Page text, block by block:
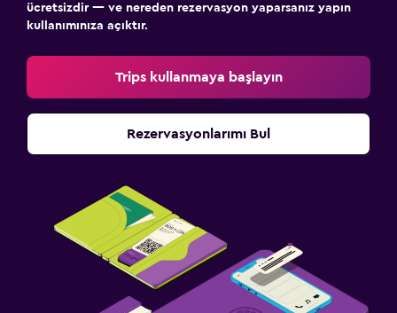
ücretsizdir — ve nereden rezervasyon yaparsanız yapın
kullanımınıza açıktır.
Trips kullanmaya başlayın
Rezervasyonlarımı Bul